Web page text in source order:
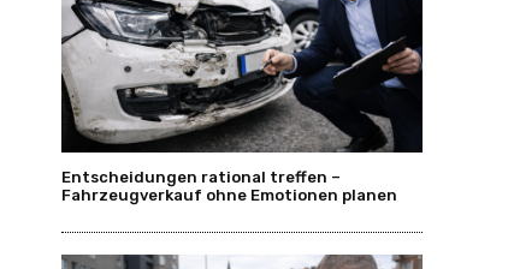
Entscheidungen rational treffen –
Fahrzeugverkauf ohne Emotionen planen